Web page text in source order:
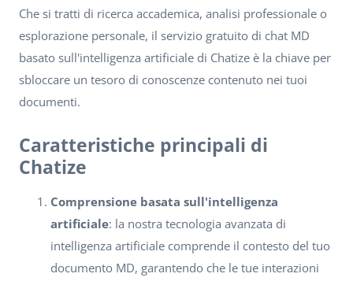
Che si tratti di ricerca accademica, analisi professionale o
esplorazione personale, il servizio gratuito di chat MD
basato sull'intelligenza artificiale di Chatize è la chiave per
sbloccare un tesoro di conoscenze contenuto nei tuoi
documenti.
Caratteristiche principali di
Chatize
Comprensione basata sull'intelligenza
artificiale: la nostra tecnologia avanzata di
intelligenza artificiale comprende il contesto del tuo
documento MD, garantendo che le tue interazioni